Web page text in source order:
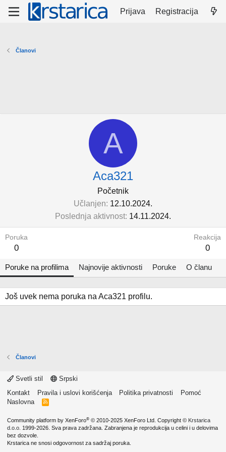
Prijava Registracija
Članovi
A
Aca321
Početnik
Učlanjen 12.10.2024.
Poslednja aktivnost 14.11.2024.
Poruka
0
Reakcija
0
Poruke na profilima Najnovije aktivnosti Poruke O članu
Još uvek nema poruka na Aca321 profilu.
Članovi
Svetli stil
Srpski
Kontakt
Pravila i uslovi korišćenja Politika privatnosti
Pomoć
Naslovna
R
Community platform by XenForo® © 2010-2025 XenForo Ltd. Copyright © Krstarica
d.o.o. 1999-2026. Sva prava zadržana. Zabranjena je reprodukcija u celini i u delovima
bez dozvole.
Krstarica ne snosi odgovornost za sadržaj poruka.